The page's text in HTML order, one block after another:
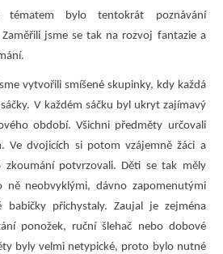
tématem bylo tentokrát poznávání
jsme se tak na rozvoj fantazie a
vytvořili smíšené skupinky, kdy každá
V každém sáčku byl ukryt zajímavý
období. Všichni předměty určovali
Ve dvojicích si potom vzájemně žáci a
zkoumání potvrzovali. Děti se tak měly
ně neobvyklými, dávno zapomenutými
přichystaly. Zaujal je zejména
ponožek, ruční šlehač nebo dobové
byly velmi netypické, proto bylo nutné